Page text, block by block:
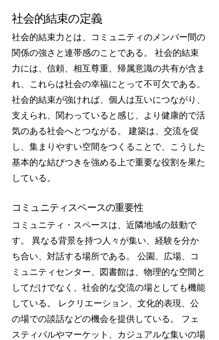
社会的結束の定義
社会的結束力とは、コミュニティのメンバー間の
関係の強さと連帯感のことである。 社会的結束
力には、信頼、相互尊重、帰属意識の共有が含ま
れ、これらは社会の幸福にとって不可欠である。
社会的結束が強ければ、個人は互いにつながり、
支えられ、関わっていると感じ、より健康的で活
気のある社会へとつながる。 建築は、交流を促
し、集まりやすい空間をつくることで、こうした
基本的な結びつきを強める上で重要な役割を果た
している。
コミュニティスペースの重要性
コミュニティ・スペースは、近隣地域の鼓動で
す。 異なる背景を持つ人々が集い、経験を分か
ち合い、対話する場所である。 公園、広場、コ
ミュニティセンター、図書館は、物理的な空間と
してだけでなく、社会的な交流の場としても機能
している。 レクリエーション、文化的表現、公
の場での談話などの機会を提供している。 フェ
スティバルやマーケット、カジュアルな集いの場